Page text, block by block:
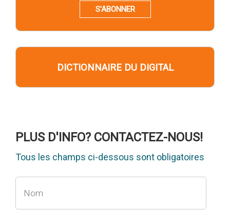
S'ABONNER
DICTIONNAIRE DU DIGITAL
PLUS D'INFO? CONTACTEZ-NOUS!
Tous les champs ci-dessous sont obligatoires